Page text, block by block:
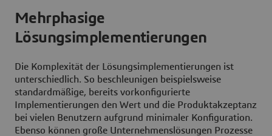
Mehrphasige
Lösungsimplementierungen
Die Komplexität der Lösungsimplementierungen ist
unterschiedlich. So beschleunigen beispielsweise
standardmäßige, bereits vorkonfigurierte
Implementierungen den Wert und die Produktakzeptanz
bei vielen Benutzern aufgrund minimaler Konfiguration.
Ebenso können große Unternehmenslösungen Prozesse